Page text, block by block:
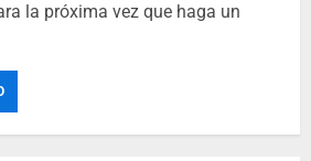
la próxima vez que haga un